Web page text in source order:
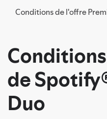
Conditions de l'offre
de
Duo